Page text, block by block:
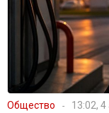
Общество 13:02, 4